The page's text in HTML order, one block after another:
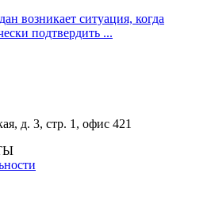
возникает ситуация, когда
подтвердить ...
д. 3, стр. 1, офис 421